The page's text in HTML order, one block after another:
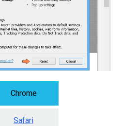
Chrome
Safari